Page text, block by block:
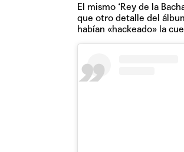
El mismo ‘Rey de la
que otro detalle del
habían «hackeado» la